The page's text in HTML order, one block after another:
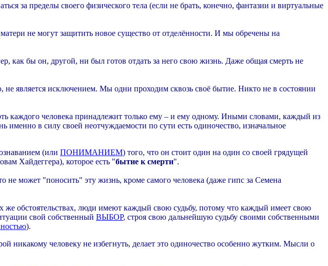
за пределы своего физического тела (если не брать, конечно, фантазии и виртуальные
не могут защитить новое существо от отделённости. И мы обречены на
как бы он, другой, ни был готов отдать за него свою жизнь. Даже общая смерть не
является исключением. Мы одни проходим сквозь своё бытие. Никто не в состоянии
каждого человека принадлежит только ему – и ему одному. Иными словами, каждый из
в силу своей неотчуждаемости по сути есть одиночество, изначальное
(или ПОНИМАНИЕМ) того, что он стоит один на один со своей грядущей
Хайдеггера), которое есть "бытие к смерти".
может "поносить" эту жизнь, кроме самого человека (даже гипс за Семена
же обстоятельствах, люди имеют каждый свою судьбу, потому что каждый имеет свою
свой собственный ВЫБОР, строя свою дальнейшую судьбу своими собственными
).
никакому человеку не избегнуть, делает это одиночество особенно жутким. Мысли о